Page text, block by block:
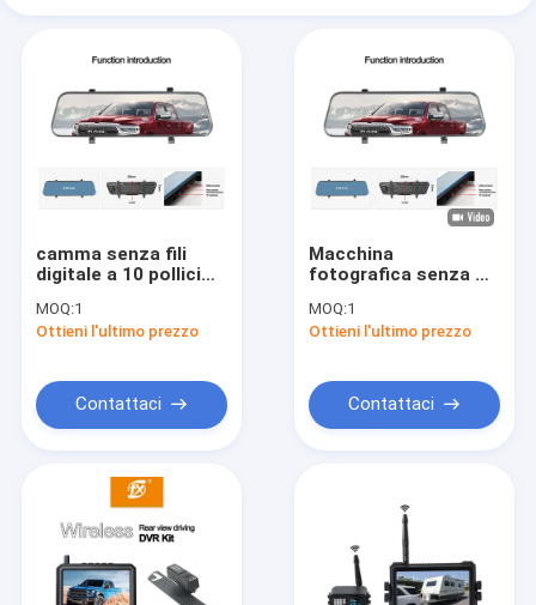
camma senza fili
digitale a 10 pollici
con il sistema AVI
Video Format di DVR
MOQ:1
Ottieni l'ultimo prezzo
Contattaci
Macchina
fotografica senza fili
specchietto
retrovisore per
sostegno del veicolo
MOQ:1
Ottieni l'ultimo prezzo
Contattaci